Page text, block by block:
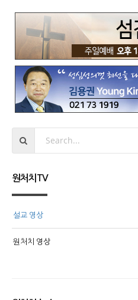
원처치TV
설교 영상
원처치 영상